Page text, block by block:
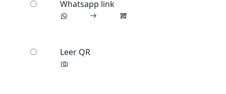
Whatsapp link
Leer QR